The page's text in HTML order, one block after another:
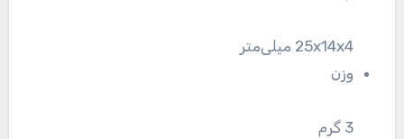
25x14x4 میلی‌متر
وزن
3 گرم